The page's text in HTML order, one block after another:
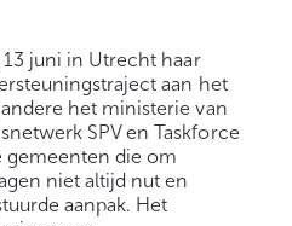
juni in Utrecht haar
aan het
het ministerie van
SPV en Taskforce
gemeenten die om
niet altijd nut en
aanpak. Het